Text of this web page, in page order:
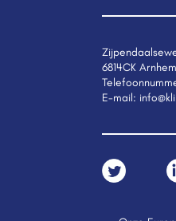
6814CK Arnhem
E-mail: